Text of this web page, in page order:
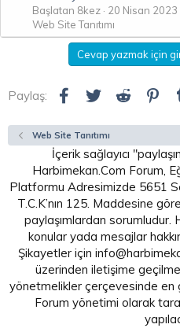
Başlatan 8kez 20 Nisan 2023
Web Site Tanıtımı
Cevap yazmak için
Paylaş: Facebook
Twitter Reddit
Web Site Tanıtımı
İçerik sağlayıcı
Harbimekan.Com Forum,
Platformu Adresimizde 5651
T.C.K’nın 125. Maddesine
paylaşımlardan sorumludur.
konular yada mesajlar
Şikayetler için
üzerinden iletişime
yönetmelikler çerçevesinde en
Forum yönetimi olarak